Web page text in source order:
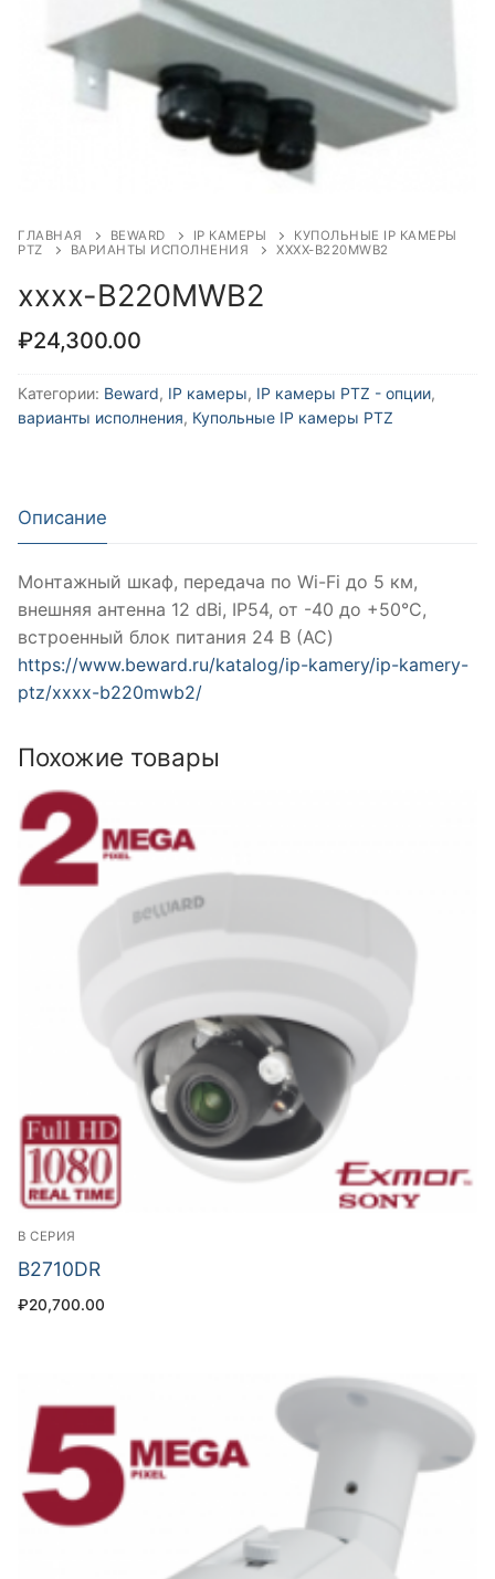
ГЛАВНАЯ BEWARD IP КАМЕРЫ
КУПОЛЬНЫЕ IP КАМЕРЫ
PTZ
ВАРИАНТЫ ИСПОЛНЕНИЯ XXXX-B220MWB2
xxxx-B220MWB2
₽24,300.00
Категории: Beward, IP камеры, IP камеры PTZ - опции,
варианты исполнения, Купольные IP камеры PTZ
Описание
Монтажный шкаф, передача по Wi-Fi до 5 км,
внешняя антенна 12 dBi, IP54, от -40 до +50°С,
встроенный блок питания 24 В (AC)
https://www.beward.ru/katalog/ip-kamery/ip-kamery-
ptz/xxxx-b220mwb2/
Похожие товары
B СЕРИЯ
B2710DR
₽20,700.00